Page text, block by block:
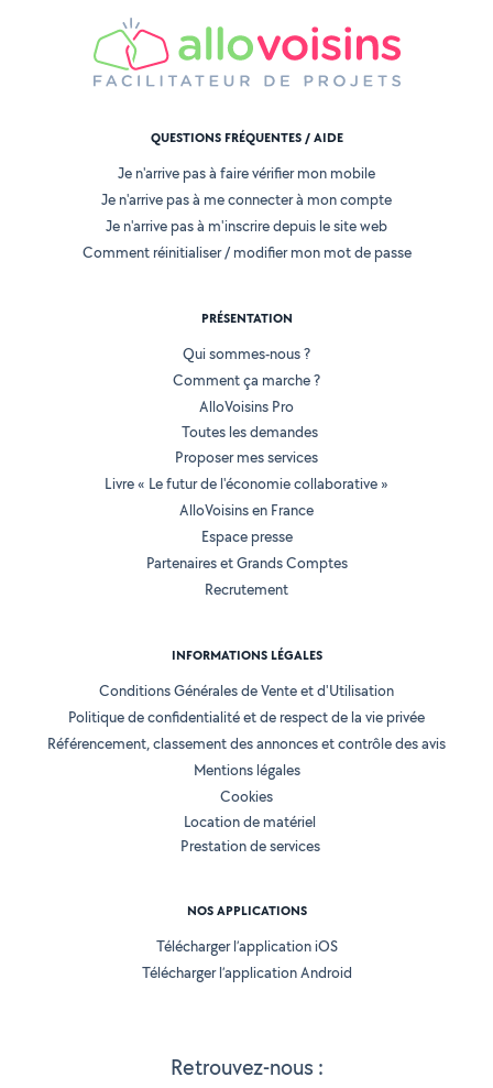
Retrouvez-nous :
QUESTIONS FRÉQUENTES / AIDE
Je n'arrive pas à faire vérifier mon mobile
Je n'arrive pas à me connecter à mon compte
Je n'arrive pas à m'inscrire depuis le site web
Comment réinitialiser / modifier mon mot de passe
PRÉSENTATION
Qui sommes-nous ?
Comment ça marche ?
AlloVoisins Pro
Toutes les demandes
Proposer mes services
Livre « Le futur de l'économie collaborative »
AlloVoisins en France
Espace presse
Partenaires et Grands Comptes
Recrutement
INFORMATIONS LÉGALES
Conditions Générales de Vente et d'Utilisation
Politique de confidentialité et de respect de la vie privée
Référencement, classement des annonces et contrôle des avis
Mentions légales
Cookies
Location de matériel
Prestation de services
NOS APPLICATIONS
Télécharger l’application iOS
Télécharger l’application Android